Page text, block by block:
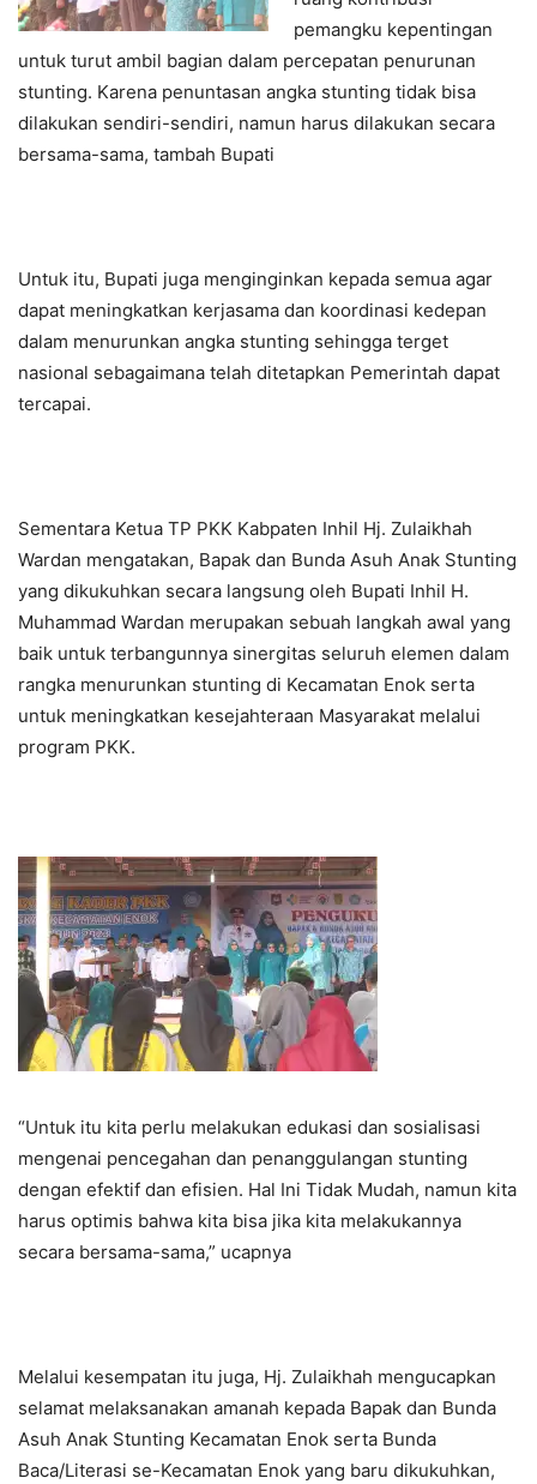
pemangku kepentingan
untuk turut ambil bagian dalam percepatan penurunan
stunting. Karena penuntasan angka stunting tidak bisa
dilakukan sendiri-sendiri, namun harus dilakukan secara
bersama-sama, tambah Bupati
Untuk itu, Bupati juga menginginkan kepada semua agar
dapat meningkatkan kerjasama dan koordinasi kedepan
dalam menurunkan angka stunting sehingga terget
nasional sebagaimana telah ditetapkan Pemerintah dapat
tercapai.
Sementara Ketua TP PKK Kabpaten Inhil Hj. Zulaikhah
Wardan mengatakan, Bapak dan Bunda Asuh Anak Stunting
yang dikukuhkan secara langsung oleh Bupati Inhil H.
Muhammad Wardan merupakan sebuah langkah awal yang
baik untuk terbangunnya sinergitas seluruh elemen dalam
rangka menurunkan stunting di Kecamatan Enok serta
untuk meningkatkan kesejahteraan Masyarakat melalui
program PKK.
“Untuk itu kita perlu melakukan edukasi dan sosialisasi
mengenai pencegahan dan penanggulangan stunting
dengan efektif dan efisien. Hal Ini Tidak Mudah, namun kita
harus optimis bahwa kita bisa jika kita melakukannya
secara bersama-sama,” ucapnya
Melalui kesempatan itu juga, Hj. Zulaikhah mengucapkan
selamat melaksanakan amanah kepada Bapak dan Bunda
Asuh Anak Stunting Kecamatan Enok serta Bunda
Baca/Literasi se-Kecamatan Enok yang baru dikukuhkan,